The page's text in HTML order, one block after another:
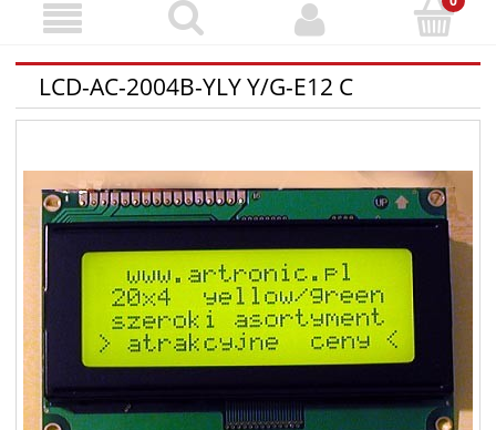
LCD-AC-2004B-YLY Y/G-E12 C